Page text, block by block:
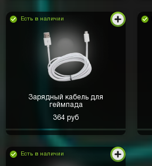
Есть в наличии
Зарядный кабель для
геймпада
364 руб
Есть в наличии